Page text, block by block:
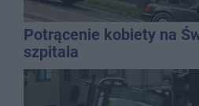
Potrącenie kobiety na
szpitala